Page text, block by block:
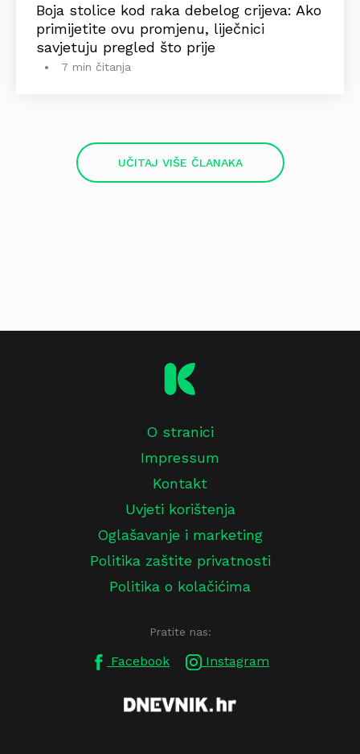
Boja stolice kod raka debelog crijeva: Ako
primijetite ovu promjenu, liječnici
savjetuju pregled što prije
7 min čitanja
UČITAJ VIŠE ČLANAKA
O stranici
Impressum
Kontakt
Uvjeti korištenja
Oglašavanje i marketing
Politika zaštite privatnosti
Politika o kolačićima
Pratite nas:
Facebook Instagram